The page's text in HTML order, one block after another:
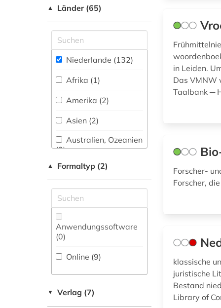
elektronisches buch
etymologie (2)
europa (3)
fachportal (1)
familie (3)
feminismus (1)
fid benelux (2)
firma (1)
firmeninformation (1)
flandern <belgien>
flämisch (1)
▲ Länder (65)
Niederlande (132)
Afrika (1)
Amerika (2)
Asien (2)
Australien, Ozeanien
(3)
Baden-
Wuerttemberg (1)
Bayern (1)
Bosnien-
Daenemark (2)
▲ Formaltyp (2)
Anwendungssoftware
(0)
Online (9)
▼ Verlag (7)
in Leiden.
Das VMNW
Taalbank ─
Forscher-
Forscher,
klassische
juristische
Bestand
Library of